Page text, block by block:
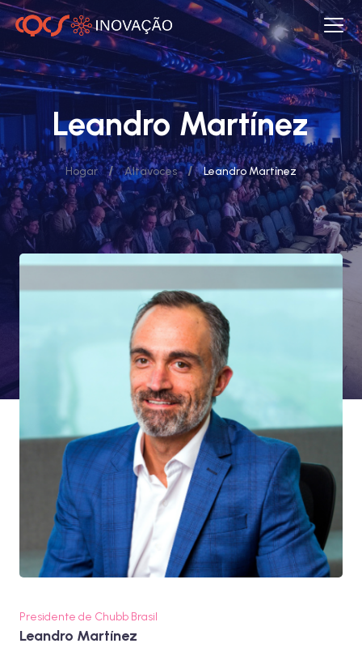
Leandro Martínez
Hogar / Altavoces / Leandro Martínez
Presidente de Chubb Brasil
Leandro Martínez